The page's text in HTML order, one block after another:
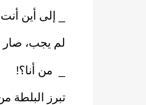
_ إلى أين
لم يجب، صار
_ من أنا؟!
تبرز